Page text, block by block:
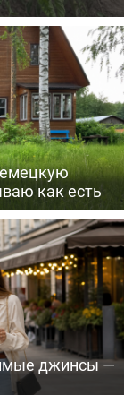
как есть
джинсы —